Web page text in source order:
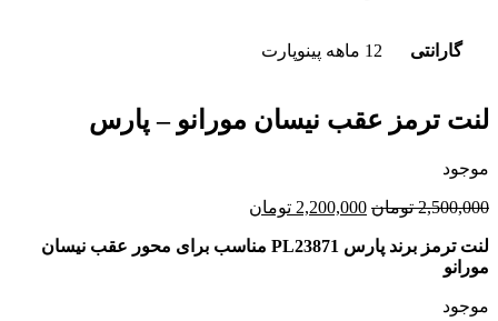
گارانتی 12 ماهه پینوپارت
لنت ترمز عقب نیسان مورانو – پارس
موجود
2,500,000 تومان قیمت
2,500,000 تومان
2,200,000 تومان
2,200,000 تومان.
لنت ترمز برند پارس PL23871 مناسب برای محور عقب نیسان
مورانو
موجود